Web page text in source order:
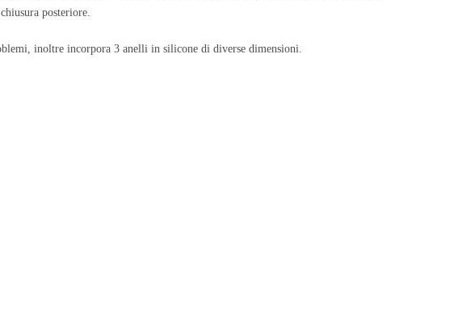
posteriore.
inoltre incorpora 3 anelli in silicone di diverse dimensioni.